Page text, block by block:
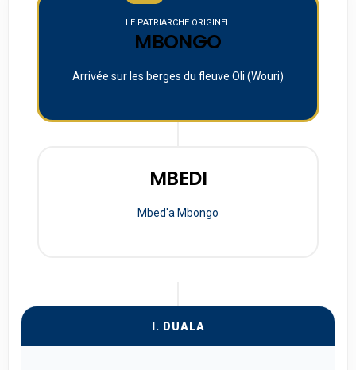
LE PATRIARCHE ORIGINEL
MBONGO
Arrivée sur les berges du fleuve Oli (Wouri)
MBEDI
Mbed'a Mbongo
I. DUALA